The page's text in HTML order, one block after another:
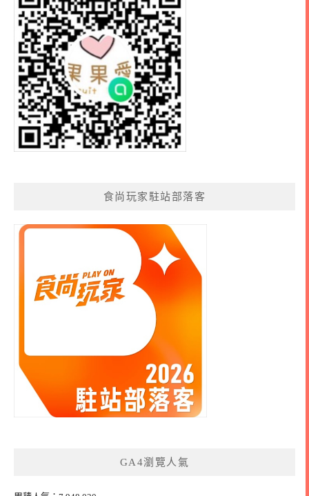
食尚玩家駐站部落客
GA4瀏覽人氣